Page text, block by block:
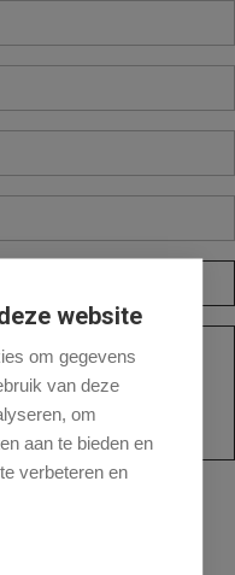
website
om gegevens
van deze
om
aan te bieden en
verbeteren en